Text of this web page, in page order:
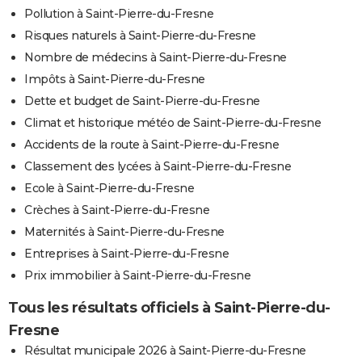
Pollution à Saint-Pierre-du-Fresne
Risques naturels à Saint-Pierre-du-Fresne
Nombre de médecins à Saint-Pierre-du-Fresne
Impôts à Saint-Pierre-du-Fresne
Dette et budget de Saint-Pierre-du-Fresne
Climat et historique météo de Saint-Pierre-du-Fresne
Accidents de la route à Saint-Pierre-du-Fresne
Classement des lycées à Saint-Pierre-du-Fresne
Ecole à Saint-Pierre-du-Fresne
Crèches à Saint-Pierre-du-Fresne
Maternités à Saint-Pierre-du-Fresne
Entreprises à Saint-Pierre-du-Fresne
Prix immobilier à Saint-Pierre-du-Fresne
Tous les résultats officiels à Saint-Pierre-du-
Fresne
Résultat municipale 2026 à Saint-Pierre-du-Fresne